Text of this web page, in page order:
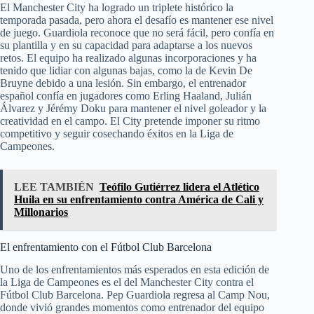
El Manchester City ha logrado un triplete histórico la
temporada pasada, pero ahora el desafío es mantener ese nivel
de juego. Guardiola reconoce que no será fácil, pero confía en
su plantilla y en su capacidad para adaptarse a los nuevos
retos. El equipo ha realizado algunas incorporaciones y ha
tenido que lidiar con algunas bajas, como la de Kevin De
Bruyne debido a una lesión. Sin embargo, el entrenador
español confía en jugadores como Erling Haaland, Julián
Álvarez y Jérémy Doku para mantener el nivel goleador y la
creatividad en el campo. El City pretende imponer su ritmo
competitivo y seguir cosechando éxitos en la Liga de
Campeones.
LEE TAMBIÉN Teófilo Gutiérrez lidera el Atlético
Huila en su enfrentamiento contra América de Cali y
Millonarios
El enfrentamiento con el Fútbol Club Barcelona
Uno de los enfrentamientos más esperados en esta edición de
la Liga de Campeones es el del Manchester City contra el
Fútbol Club Barcelona. Pep Guardiola regresa al Camp Nou,
donde vivió grandes momentos como entrenador del equipo